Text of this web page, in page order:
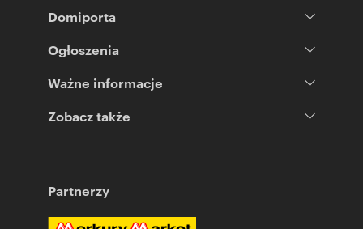
Domiporta
Ogłoszenia
Ważne informacje
Zobacz także
Partnerzy